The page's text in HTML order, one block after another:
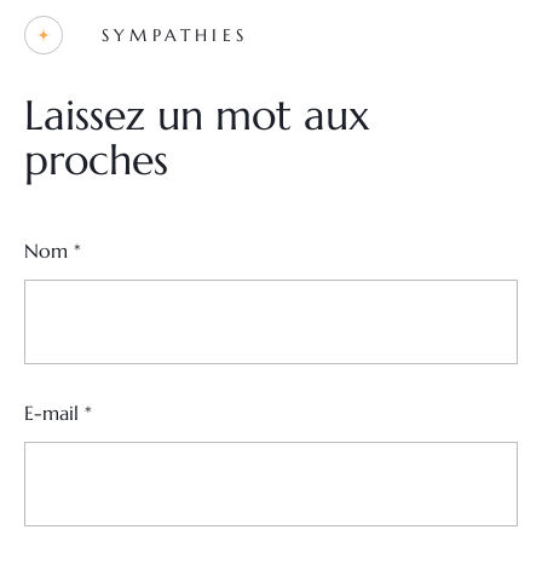
SYMPATHIES
Laissez un mot aux
proches
Nom *
E-mail *